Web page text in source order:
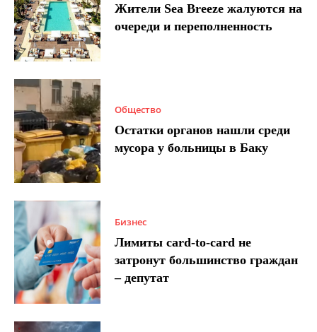
Жители Sea Breeze жалуются на
очереди и переполненность
Общество
Остатки органов нашли среди
мусора у больницы в Баку
Бизнес
Лимиты card-to-card не
затронут большинство граждан
– депутат